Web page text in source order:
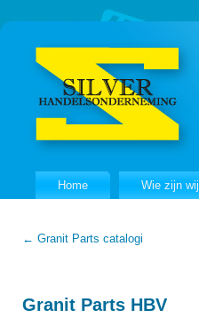
Home Wie zijn wij
← Granit Parts catalogi
Granit Parts HBV